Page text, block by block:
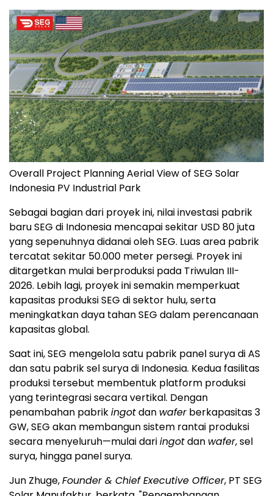
Overall Project Planning Aerial View of SEG Solar
Indonesia PV Industrial Park
Sebagai bagian dari proyek ini, nilai investasi pabrik
baru SEG di Indonesia mencapai sekitar USD 80juta
yang sepenuhnya didanai oleh SEG. Luas area pabrik
tercatat sekitar 50.000 meter persegi. Proyek ini
ditargetkan mulai berproduksi pada Triwulan III-
2026. Lebih lagi, proyek ini semakin memperkuat
kapasitas produksi SEG di sektor hulu, serta
meningkatkan daya tahan SEG dalam perencanaan
kapasitas global.
Saat ini, SEG mengelola satu pabrik panel surya di AS
dan satu pabrik sel surya di Indonesia. Kedua fasilitas
produksi tersebut membentuk platform produksi
yang terintegrasi secara vertikal. Dengan
penambahan pabrikingotdan waferberkapasitas 3
GW, SEG akan membangun sistem rantai produksi
secara menyeluruh—mulai dariingotdan wafer, sel
surya, hingga panel surya.
Jun Zhuge,Founder & Chief Executive Officer, PT SEG